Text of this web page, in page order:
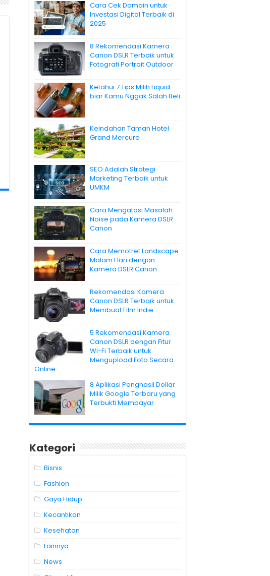
Cara Cek Domain untuk
Investasi Digital Terbaik di
2025
8 Rekomendasi Kamera
Canon DSLR Terbaik untuk
Fotografi Portrait Outdoor
Ketahui 7 Tips Milih Liquid
biar Kamu Nggak Salah Beli
Keindahan Taman Hotel
Grand Mercure
SEO Adalah Strategi
Marketing Terbaik untuk
UMKM
Cara Mengatasi Masalah
Noise pada Kamera DSLR
Canon
Cara Memotret Landscape
Malam Hari dengan
Kamera DSLR Canon
Rekomendasi Kamera
Canon DSLR Terbaik untuk
Membuat Film Indie
5 Rekomendasi Kamera
Canon DSLR dengan Fitur
Wi-Fi Terbaik untuk
Mengupload Foto Secara
Online
8 Aplikasi Penghasil Dollar
Milik Google Terbaru yang
Terbukti Membayar
Kategori
Bisnis
Fashion
Gaya Hidup
Kecantikan
Kesehatan
Lainnya
News